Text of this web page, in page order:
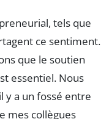
tels que
ce sentiment.
que le soutien
essentiel. Nous
y a un fossé entre
mes collègues